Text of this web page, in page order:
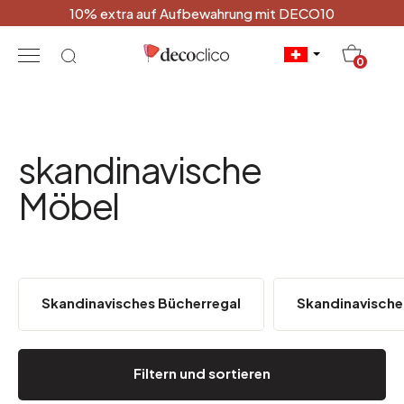
10% extra auf Aufbewahrung mit DECO10
0
skandinavische
Möbel
Filtern und sortieren
Skandinavisches Bücherregal